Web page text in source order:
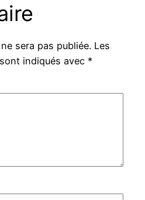
sera pas publiée. Les
indiqués avec *